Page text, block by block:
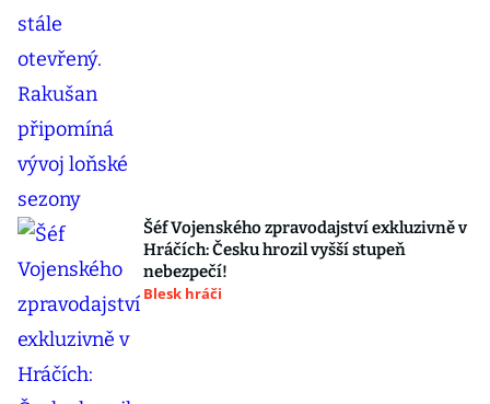
Šéf Vojenského zpravodajství exkluzivně v
Hráčích: Česku hrozil vyšší stupeň
nebezpečí!
Blesk hráči